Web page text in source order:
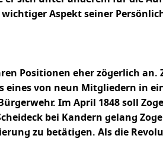
Aspekt seiner
Positionen eher zögerlich
eines von neun Mitgliedern in
Im April 1848 soll
bei Kandern gelang
zu betätigen. Als die